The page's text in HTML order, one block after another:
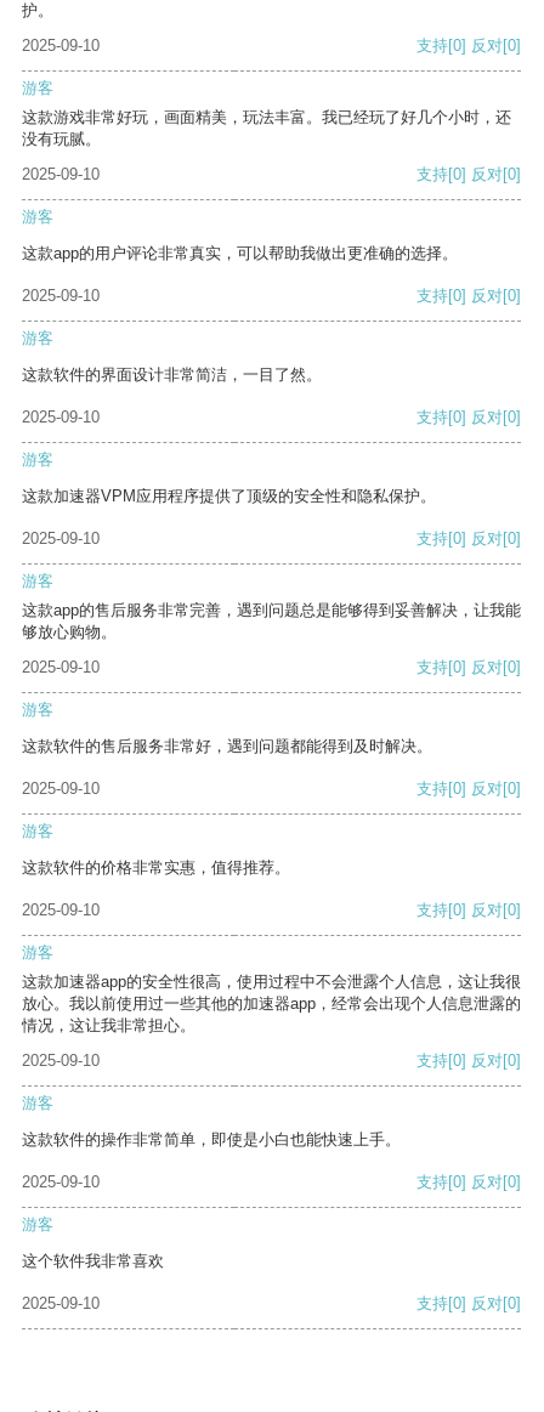
护。
2025-09-10
支持[0] 反对[0]
游客
这款游戏非常好玩，画面精美，玩法丰富。我已经玩了好几个小时，还
没有玩腻。
2025-09-10
支持[0] 反对[0]
游客
这款app的用户评论非常真实，可以帮助我做出更准确的选择。
2025-09-10 支持[0] 反对[0]
游客
这款软件的界面设计非常简洁，一目了然。
2025-09-10 支持[0] 反对[0]
游客
这款加速器VPM应用程序提供了顶级的安全性和隐私保护。
2025-09-10 支持[0] 反对[0]
游客
这款app的售后服务非常完善，遇到问题总是能够得到妥善解决，让我能
够放心购物。
2025-09-10
支持[0] 反对[0]
游客
这款软件的售后服务非常好，遇到问题都能得到及时解决。
2025-09-10 支持[0] 反对[0]
游客
这款软件的价格非常实惠，值得推荐。
2025-09-10 支持[0] 反对[0]
游客
这款加速器app的安全性很高，使用过程中不会泄露个人信息，这让我很
放心。我以前使用过一些其他的加速器app，经常会出现个人信息泄露的
情况，这让我非常担心。
2025-09-10
支持[0] 反对[0]
游客
这款软件的操作非常简单，即使是小白也能快速上手。
2025-09-10 支持[0] 反对[0]
游客
这个软件我非常喜欢
2025-09-10 支持[0] 反对[0]